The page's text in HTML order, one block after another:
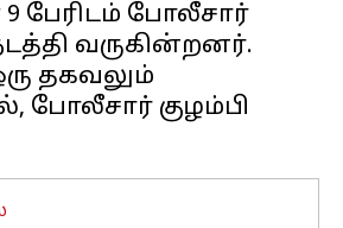
பேரிடம் போலீசார்
வருகின்றனர்.
தகவலும்
போலீசார் குழம்பி